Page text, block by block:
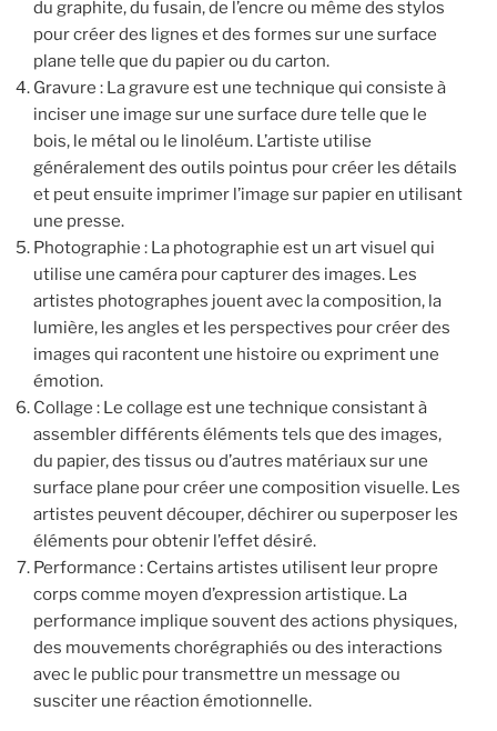
du graphite, du fusain, de l’encre ou même des stylos
pour créer des lignes et des formes sur une surface
plane telle que du papier ou du carton.
Gravure : La gravure est une technique qui consiste à
inciser une image sur une surface dure telle que le
bois, le métal ou le linoléum. L’artiste utilise
généralement des outils pointus pour créer les détails
et peut ensuite imprimer l’image sur papier en utilisant
une presse.
Photographie : La photographie est un art visuel qui
utilise une caméra pour capturer des images. Les
artistes photographes jouent avec la composition, la
lumière, les angles et les perspectives pour créer des
images qui racontent une histoire ou expriment une
émotion.
Collage : Le collage est une technique consistant à
assembler différents éléments tels que des images,
du papier, des tissus ou d’autres matériaux sur une
surface plane pour créer une composition visuelle. Les
artistes peuvent découper, déchirer ou superposer les
éléments pour obtenir l’effet désiré.
Performance : Certains artistes utilisent leur propre
corps comme moyen d’expression artistique. La
performance implique souvent des actions physiques,
des mouvements chorégraphiés ou des interactions
avec le public pour transmettre un message ou
susciter une réaction émotionnelle.